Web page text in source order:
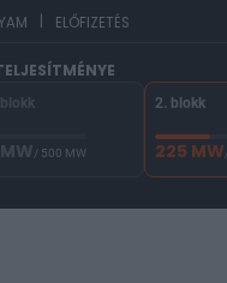
| ELŐFIZETÉS
/ 500 MW
2. blokk
225 MW